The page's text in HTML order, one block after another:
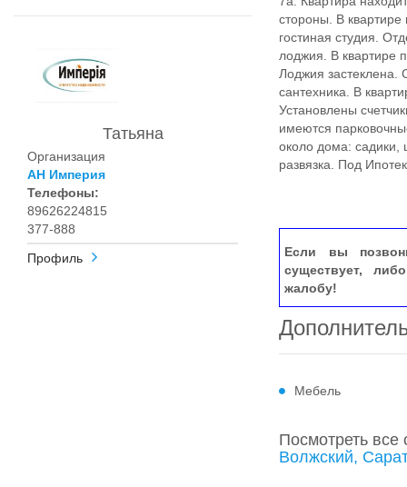
Татьяна
Организация
АН Империя
Телефоны:
89626224815
377-888
Профиль
стороны. В
гостиная студия.
лоджия. В квартире
Лоджия застеклена.
сантехника. В
Установлены
имеются
около дома: садики,
развязка. Под
Если вы
существует,
жалобу!
Мебель
Посмотреть
Волжский,